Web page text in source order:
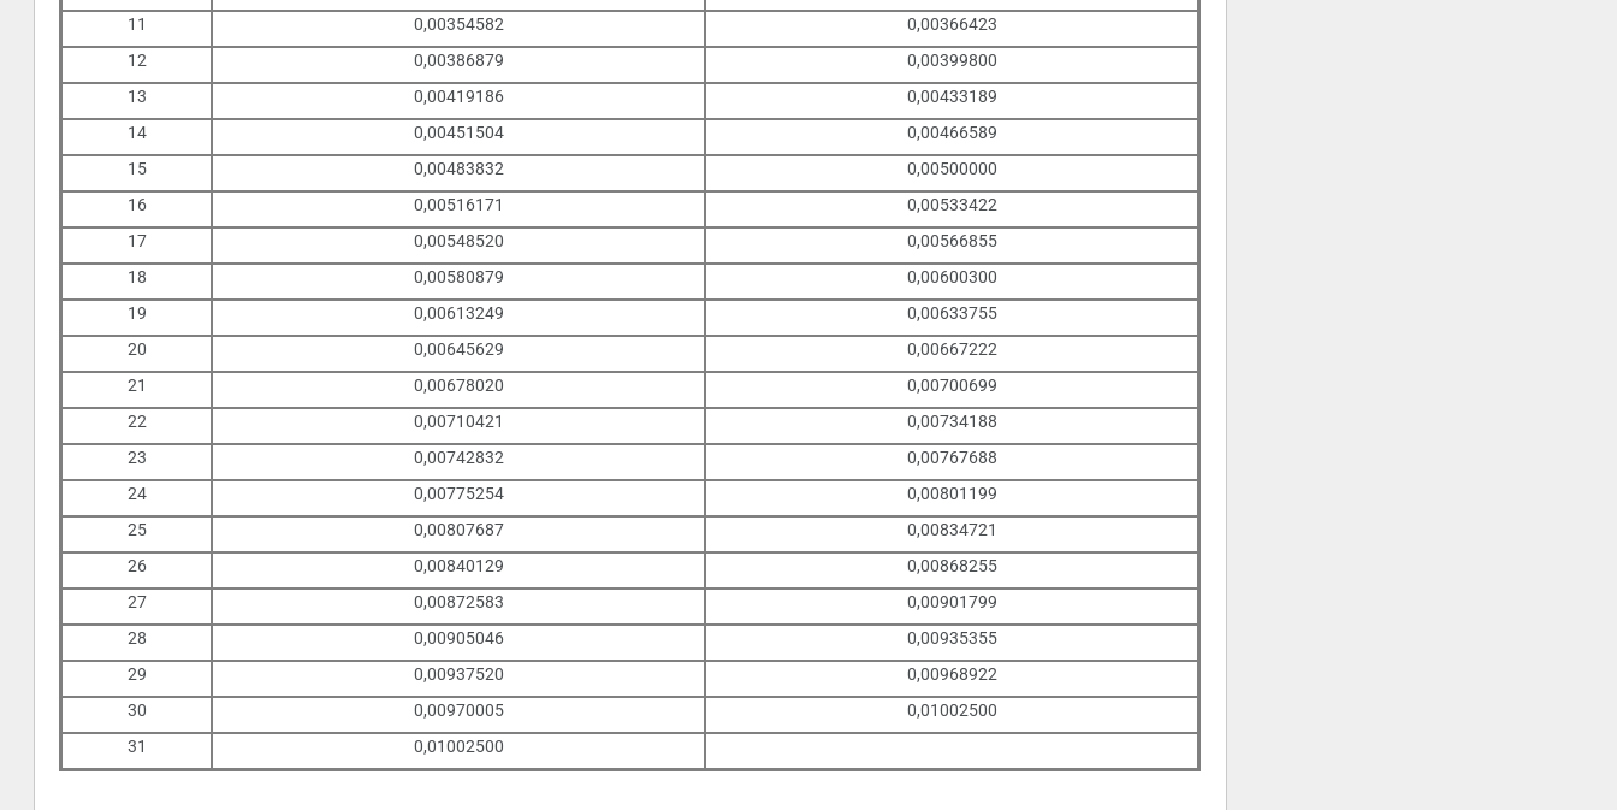
11
0,00354582
0,00366423
12
0,00386879
0,00399800
13
0,00419186
0,00433189
14
0,00451504
0,00466589
15
0,00483832
0,00500000
16
0,00516171
0,00533422
17
0,00548520
0,00566855
18
0,00580879
0,00600300
19
0,00613249
0,00633755
20
0,00645629
0,00667222
21
0,00678020
0,00700699
22
0,00710421
0,00734188
23
0,00742832
0,00767688
24
0,00775254
0,00801199
25
0,00807687
0,00834721
26
0,00840129
0,00868255
27
0,00872583
0,00901799
28
0,00905046
0,00935355
29
0,00937520
0,00968922
30
0,00970005
0,01002500
31
0,01002500